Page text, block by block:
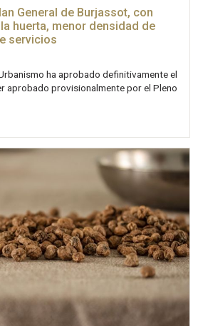
General de Burjassot, con
huerta, menor densidad de
servicios
ha aprobado definitivamente el
aprobado provisionalmente por el Pleno